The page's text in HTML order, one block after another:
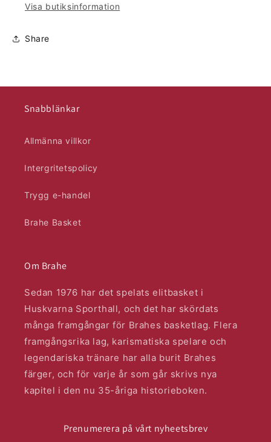
Visa butiksinformation
Share
Snabblänkar
Allmänna villkor
Intergritetspolicy
Trygg e-handel
Brahe Basket
Om Brahe
Sedan 1976 har det spelats elitbasket i
Huskvarna Sporthall, och det har skördats
många framgångar för Brahes basketlag. Flera
framgångsrika lag, karismatiska spelare och
legendariska tränare har alla burit Brahes
färger, och för varje år som går skrivs nya
kapitel i den nu 35-åriga historieboken.
Prenumerera på vårt nyheetsbrev